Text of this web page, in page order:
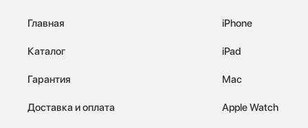
Главная
Каталог
Гарантия
Доставка и оплата
iPhone
iPad
Mac
Apple Watch